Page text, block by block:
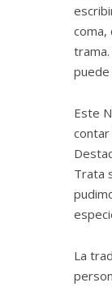
coma,
puede
Este
contar
Trata
La